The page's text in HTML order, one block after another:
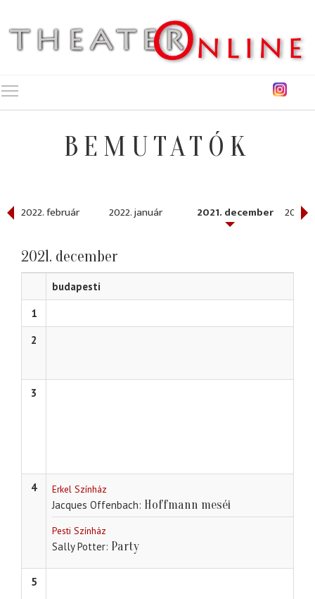
BEMUTATÓK
2022. február 2022. január 2021. december 2021.
2021. december
budapesti
1
2
3
4 Erkel Színház
Jacques Offenbach Hoffmann meséi
Pesti Színház
Sally Potter Party
5